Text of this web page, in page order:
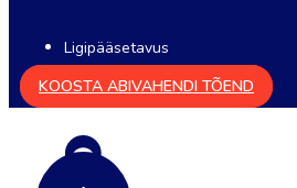
Ligipääsetavus
KOOSTA ABIVAHENDI TÕEND